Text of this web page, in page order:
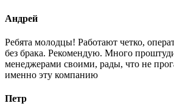
Андрей
Ребята молодцы! Работают четко,
без брака. Рекомендую. Много
менеджерами своими, рады, что не
именно эту компанию
Петр